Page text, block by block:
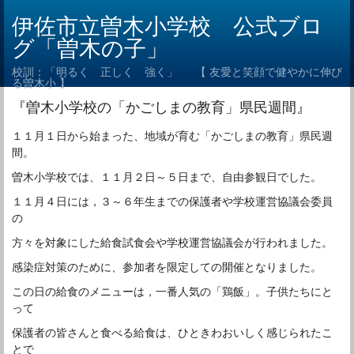
伊佐市立曽木小学校 公式ブロ
グ「曽木の子」
校訓：「明るく 正しく 強く」 【 友愛と笑顔で健やかに伸び
る曽木小 】
『曽木小学校の「かごしまの教育」県民週間』
１１月１日から始まった、地域が育む「かごしまの教育」県民週
間。
曽木小学校では、１１月２日～５日まで、自由参観日でした。
１１月４日には，３～６年生までの保護者や学校運営協議会委員
の
方々を対象にした給食試食会や学校運営協議会が行われました。
感染症対策のために、参加者を限定しての開催となりました。
この日の給食のメニューは，一番人気の「鶏飯」。子供たちにと
って
保護者の皆さんと食べる給食は、ひときわおいしく感じられたこ
とで